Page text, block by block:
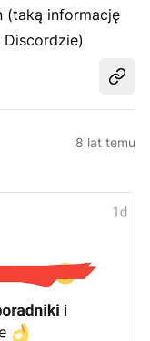
(taką informację
Discordzie)
8 lat temu